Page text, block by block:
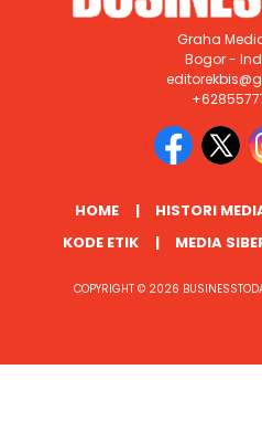
Graha
Bogor -
HOME HISTORI
KODE ETIK
MEDIA
COPYRIGHT © 2026